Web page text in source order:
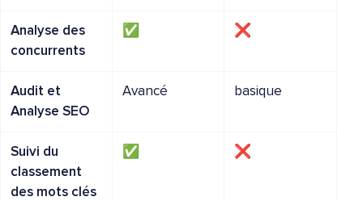
Analyse des
concurrents
✅ ❌
Audit et
Analyse SEO
Avancé basique
Suivi du
classement
des mots clés
✅ ❌